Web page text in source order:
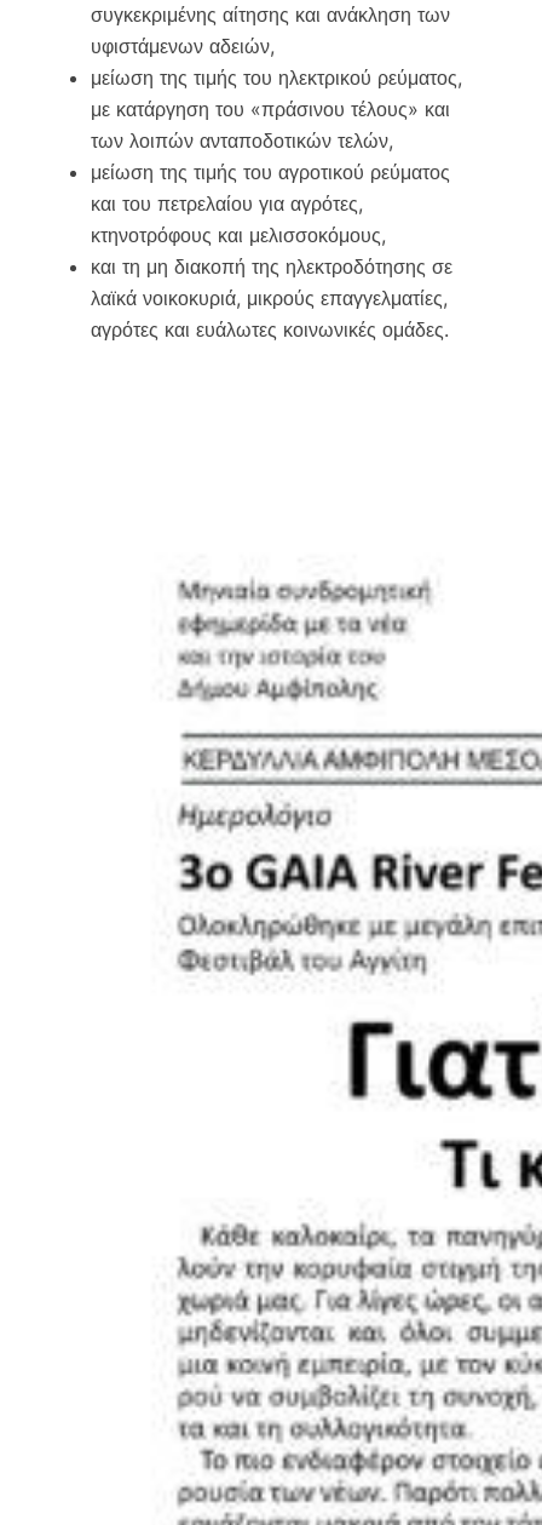
συγκεκριμένης αίτησης και ανάκληση των
υφιστάμενων αδειών,
μείωση της τιμής του ηλεκτρικού ρεύματος,
με κατάργηση του «πράσινου τέλους» και
των λοιπών ανταποδοτικών τελών,
μείωση της τιμής του αγροτικού ρεύματος
και του πετρελαίου για αγρότες,
κτηνοτρόφους και μελισσοκόμους,
και τη μη διακοπή της ηλεκτροδότησης σε
λαϊκά νοικοκυριά, μικρούς επαγγελματίες,
αγρότες και ευάλωτες κοινωνικές ομάδες.